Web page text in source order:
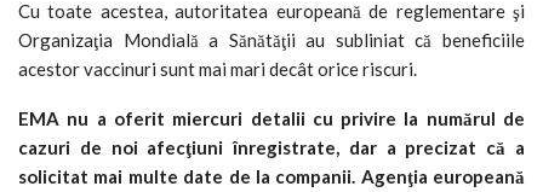
Cu toate acestea, autoritatea europeană de reglementare şi
Organizaţia Mondială a Sănătăţii au subliniat că beneficiile
acestor vaccinuri sunt mai mari decât orice riscuri.
EMA nu a oferit miercuri detalii cu privire la numărul de
cazuri de noi afecţiuni înregistrate, dar a precizat că a
solicitat mai multe date de la companii. Agenţia europeană